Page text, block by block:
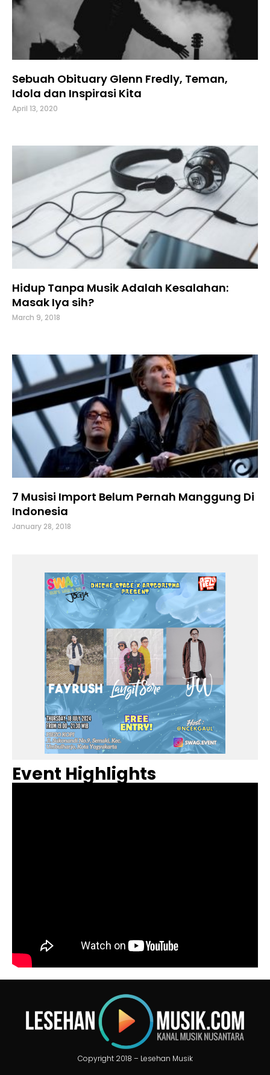
Sebuah Obituary Glenn Fredly, Teman,
Idola dan Inspirasi Kita
April 13, 2020
Hidup Tanpa Musik Adalah Kesalahan:
Masak Iya sih?
March 9, 2018
7 Musisi Import Belum Pernah Manggung Di
Indonesia
January 28, 2018
Event Highlights
Copyright 2018 – Lesehan Musik